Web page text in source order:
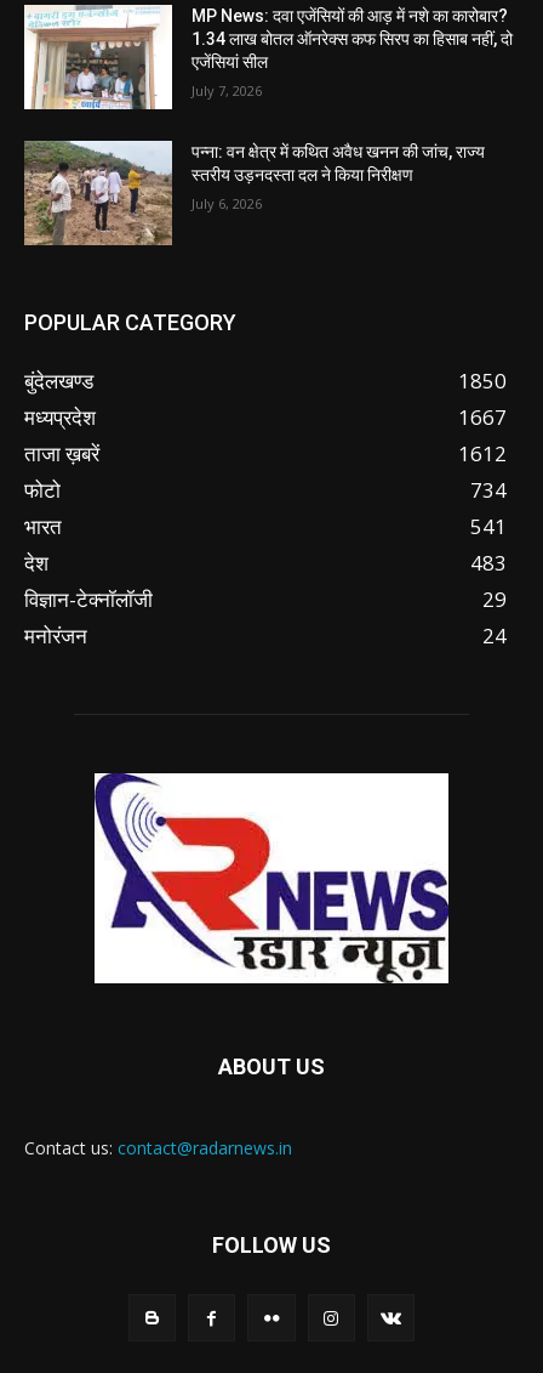
MP News: दवा एजेंसियों की आड़ में नशे का कारोबार?
1.34 लाख बोतल ऑनरेक्स कफ सिरप का हिसाब नहीं, दो
एजेंसियां सील
July 7, 2026
पन्ना: वन क्षेत्र में कथित अवैध खनन की जांच, राज्य
स्तरीय उड़नदस्ता दल ने किया निरीक्षण
July 6, 2026
POPULAR CATEGORY
बुंदेलखण्ड
1850
मध्यप्रदेश
1667
ताजा ख़बरें
1612
फोटो
734
भारत
541
देश
483
विज्ञान-टेक्नॉलॉजी
29
मनोरंजन
24
ABOUT US
Contact us: contact@radarnews.in
FOLLOW US